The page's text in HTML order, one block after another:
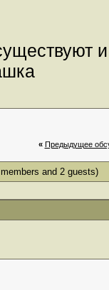
и
« Предыдущее
and 2 guests)